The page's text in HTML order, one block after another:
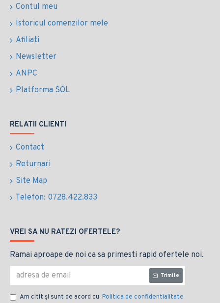
Contul meu
Istoricul comenzilor mele
Afiliati
Newsletter
ANPC
Platforma SOL
RELATII CLIENTI
Contact
Returnari
Site Map
Telefon: 0728.422.833
VREI SA NU RATEZI OFERTELE?
Ramai aproape de noi ca sa primesti rapid ofertele noi.
Trimite
Am citit şi sunt de acord cu Politica de confidentialitate